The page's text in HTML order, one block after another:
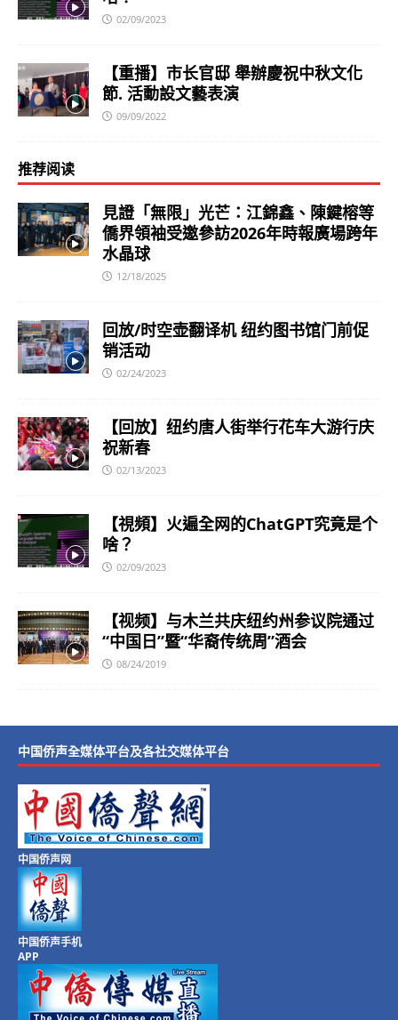
02/09/2023
【重播】市长官邸 舉辦慶祝中秋文化
節. 活動設文藝表演
09/09/2022
推荐阅读
見證「無限」光芒：江錦鑫、陳鍵榕等
僑界領袖受邀參訪2026年時報廣場跨年
水晶球
12/18/2025
回放/时空壶翻译机 纽约图书馆门前促
销活动
02/24/2023
【回放】纽约唐人街举行花车大游行庆
祝新春
02/13/2023
【視頻】火遍全网的ChatGPT究竟是个
啥？
02/09/2023
【视频】与木兰共庆纽约州参议院通过
“中国日”暨“华裔传统周”酒会
08/24/2019
中国侨声全媒体平台及各社交媒体平台
中国侨声网
中国侨声手机
APP